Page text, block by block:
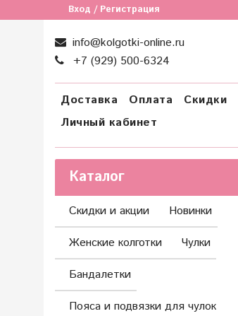
Вход / Регистрация
info@kolgotki-online.ru
+7 (929) 500-6324
Доставка Оплата Скидки
Личный кабинет
Каталог
Скидки и акции
Новинки
Женские колготки
Чулки
Бандалетки
Пояса и подвязки для чулок